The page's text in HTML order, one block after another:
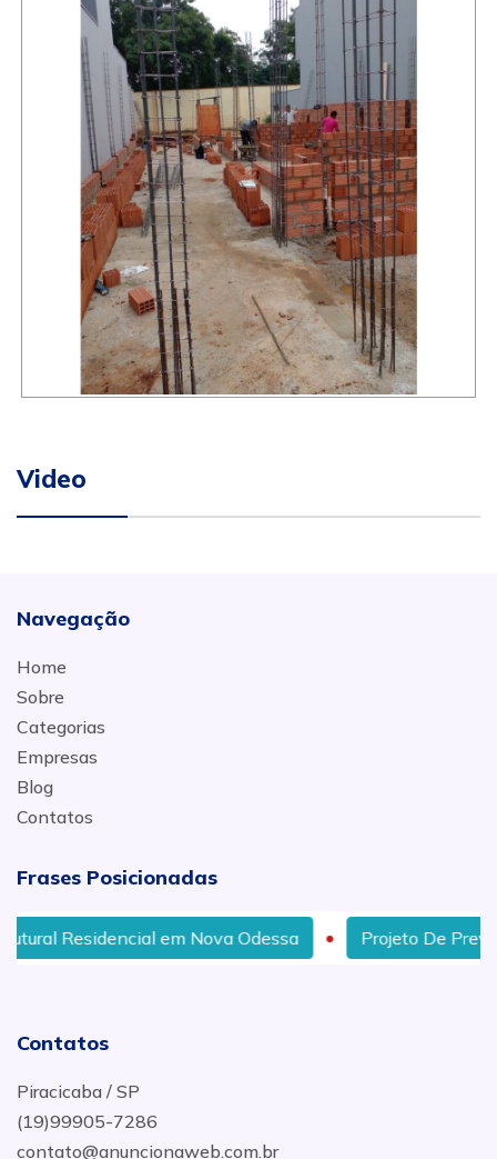
Video
Navegação
Home
Sobre
Categorias
Empresas
Blog
Contatos
Frases Posicionadas
em Nova Odessa Projeto De Prevenção
Contatos
Piracicaba / SP
(19)99905-7286
contato@anuncionaweb.com.br